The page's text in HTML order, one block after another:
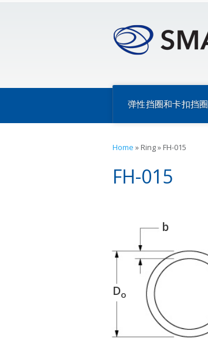
弹性挡圈和卡扣挡圈
Home » Ring» FH-015
FH-015
b
Do